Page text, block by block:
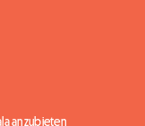
anzubieten